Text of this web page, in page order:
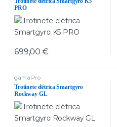
PRO
699,00€
gama Pro
Trotinete elétrica Smartgyro
Rockway GL